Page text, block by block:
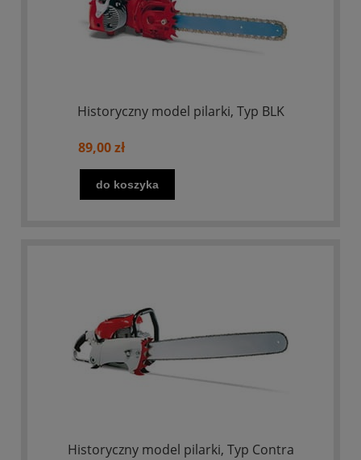
Historyczny model pilarki, Typ BLK
89,00 zł
do koszyka
Historyczny model pilarki, Typ Contra